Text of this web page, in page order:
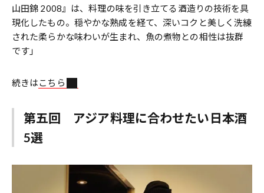
山田錦 2008』は、料理の味を引き立てる酒造りの技術を具
現化したもの。穏やかな熟成を経て、深いコクと美しく洗練
された柔らかな味わいが生まれ、魚の煮物との相性は抜群
です」
続きはこちら
第五回 アジア料理に合わせたい日本酒
5選